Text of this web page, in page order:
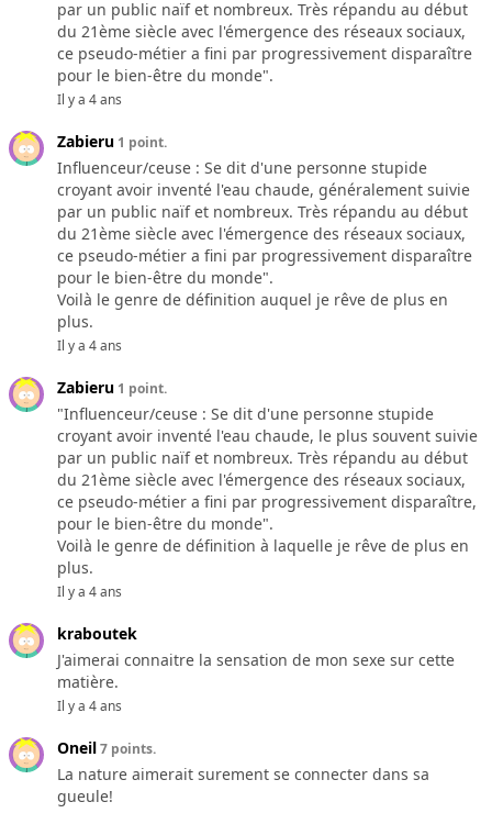
par un public naïf et nombreux. Très répandu au début
du 21ème siècle avec l'émergence des réseaux sociaux,
ce pseudo-métier a fini par progressivement disparaître
pour le bien-être du monde".
Il y a 4 ans
Zabieru 1 point.
Influenceur/ceuse : Se dit d'une personne stupide
croyant avoir inventé l'eau chaude, généralement suivie
par un public naïf et nombreux. Très répandu au début
du 21ème siècle avec l'émergence des réseaux sociaux,
ce pseudo-métier a fini par progressivement disparaître
pour le bien-être du monde".
Voilà le genre de définition auquel je rêve de plus en
plus.
Il y a 4 ans
Zabieru 1 point.
"Influenceur/ceuse : Se dit d'une personne stupide
croyant avoir inventé l'eau chaude, le plus souvent suivie
par un public naïf et nombreux. Très répandu au début
du 21ème siècle avec l'émergence des réseaux sociaux,
ce pseudo-métier a fini par progressivement disparaître,
pour le bien-être du monde".
Voilà le genre de définition à laquelle je rêve de plus en
plus.
Il y a 4 ans
kraboutek
J'aimerai connaitre la sensation de mon sexe sur cette
matière.
Il y a 4 ans
Oneil7 points.
La nature aimerait surement se connecter dans sa
gueule!